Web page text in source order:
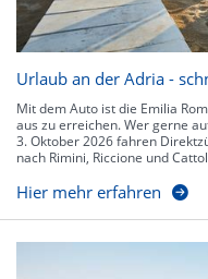
Urlaub an der Adria -
Mit dem Auto ist die Emilia
aus zu erreichen. Wer gerne
3. Oktober 2026 fahren
nach Rimini, Riccione und
Hier mehr erfahren